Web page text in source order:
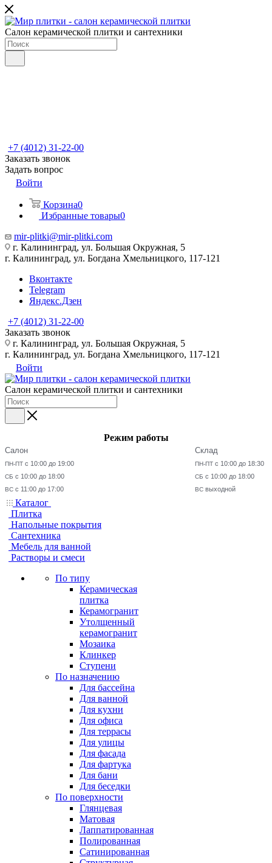
Салон керамической плитки и сантехники
+7 (4012) 31-22-00
Заказать звонок
Задать вопрос
Войти
Корзина0
Избранные товары0
mir-plitki@mir-plitki.com
г. Калининград, ул. Большая Окружная, 5
г. Калининград, ул. Богдана Хмельницкого, 117-121
Вконтакте
Telegram
Яндекс.Дзен
+7 (4012) 31-22-00
Заказать звонок
г. Калининград, ул. Большая Окружная, 5
г. Калининград, ул. Богдана Хмельницкого, 117-121
Войти
Салон керамической плитки и сантехники
Режим работы
Салон
ПН-ПТ с 10:00 до 19:00
СБ с 10:00 до 18:00
ВС с 11:00 до 17:00
Склад
ПН-ПТ с 10:00 до 18:30
СБ с 10:00 до 18:00
ВС выходной
Каталог
Плитка
Напольные покрытия
Сантехника
Мебель для ванной
Растворы и смеси
По типу
Керамическая
плитка
Керамогранит
Утолщенный
керамогранит
Мозаика
Клинкер
Ступени
По назначению
Для бассейна
Для ванной
Для кухни
Для офиса
Для террасы
Для улицы
Для фасада
Для фартука
Для бани
Для беседки
По поверхности
Глянцевая
Матовая
Лаппатированная
Полированная
Сатинированная